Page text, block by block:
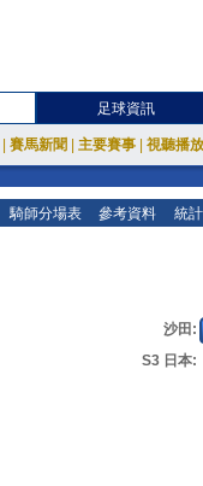
足球資訊
賽馬新聞 主要賽事 視聽播
騎師分場表 參考資料 統
沙田:
S3 日本: